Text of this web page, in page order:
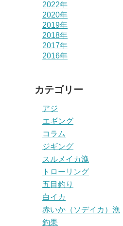
2022年
2020年
2019年
2018年
2017年
2016年
カテゴリー
アジ
エギング
コラム
ジギング
スルメイカ漁
トローリング
五目釣り
白イカ
赤いか（ソデイカ）漁
釣果